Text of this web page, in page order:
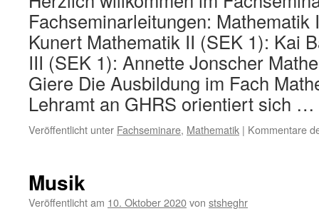
Fachseminarleitungen: Mathematik
Kunert Mathematik II (SEK 1): Kai
III (SEK 1): Annette Jonscher
Giere Die Ausbildung im Fach
Lehramt an GHRS orientiert sich …
Veröffentlicht unter Fachseminare, Mathematik | Kommentare
Musik
Veröffentlicht am 10. Oktober 2020von stsheghr